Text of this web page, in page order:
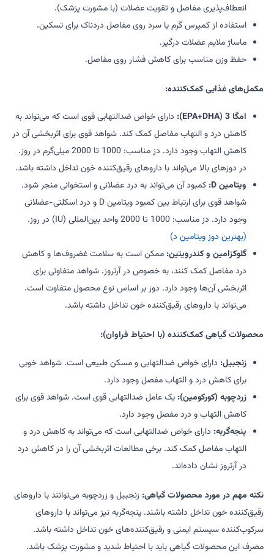
انعطاف‌پذیری مفاصل و تقویت عضلات (با مشورت پزشک).
استفاده از کمپرس گرم یا سرد روی مفاصل دردناک برای تسکین.
ماساژ ملایم عضلات درگیر.
حفظ وزن مناسب برای کاهش فشار روی مفاصل.
مکمل‌های غذایی کمک‌کننده:
امگا 3 (EPA+DHA):
دارای خواص ضدالتهابی قوی است که می‌تواند به
کاهش درد و التهاب مفاصل کمک کند. شواهد قوی برای اثربخشی آن در
کاهش التهاب وجود دارد. دز مناسب: 1000 تا 2000 میلی‌گرم در روز.
در دوزهای بالا می‌تواند با داروهای رقیق‌کننده خون تداخل داشته باشد.
ویتامین D:
کمبود آن می‌تواند به درد عضلانی و استخوانی منجر شود.
شواهد قوی برای ارتباط بین کمبود ویتامین D و درد اسکلتی-عضلانی
وجود دارد. دز مناسب: 1000 تا 2000 واحد بین‌المللی (IU) در روز.
(بهترین دوز ویتامین د)
گلوکزامین و کندرویتین: ممکن است به سلامت غضروف‌ها و کاهش
درد مفاصل کمک کنند، به خصوص در آرتروز. شواهد متفاوتی برای
اثربخشی آن‌ها وجود دارد. دوز بر اساس نوع محصول متفاوت است.
می‌تواند با داروهای رقیق‌کننده خون تداخل داشته باشد.
محصولات گیاهی کمک‌کننده (با احتیاط فراوان):
زنجبیل: دارای خواص ضدالتهابی و مسکن طبیعی است. شواهد خوبی
برای کاهش درد و التهاب مفصل وجود دارد.
زردچوبه (کورکومین): یک عامل ضدالتهابی قوی است. شواهد قوی برای
کاهش التهاب و درد مفصل وجود دارد.
پنجه‌گربه: دارای خواص ضدالتهابی است که می‌تواند به کاهش درد و
التهاب مفاصل کمک کند. برخی مطالعات اثربخشی آن را در کاهش درد
در آرتروز نشان داده‌اند.
نکته مهم در مورد محصولات گیاهی: زنجبیل و زردچوبه می‌توانند با داروهای
رقیق‌کننده خون تداخل داشته باشند. پنجه‌گربه نیز می‌تواند با داروهای
سرکوب‌کننده سیستم ایمنی و رقیق‌کننده‌های خون تداخل داشته باشد.
مصرف این محصولات گیاهی باید با احتیاط شدید و مشورت پزشک باشد.